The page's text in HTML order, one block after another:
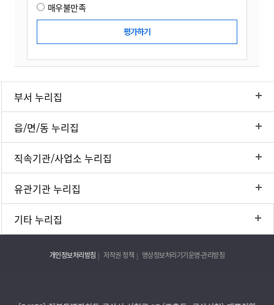
매우불만족
부서 누리집
읍/면/동 누리집
직속기관/사업소 누리집
유관기관 누리집
기타 누리집
개인정보처리방침 저작권 정책 영상정보처리기기운영·관리방침